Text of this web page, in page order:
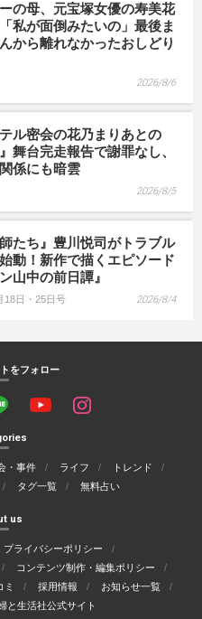
の母、元宝塚女優の寿美花
私が面倒みたいの」最後ま
から離れなかったおしどり
2026/8/6
ル密会の花乃まりあとの
舞台完走報告で謝罪なし、
係にも暗雲
2026/8/5
たち』豊川悦司がトラブル
動！新作で描くエピソード
山中の前日譚』
18日・25日号 2026/8/4
をフォロー
・事件 ライフ
トレンド
タグ一覧 無料占い
us
プライバシーポリシー
コンテンツ制作・編集ポリシー
ミ 採用情報
お知らせ一覧
と生活社公式サイト